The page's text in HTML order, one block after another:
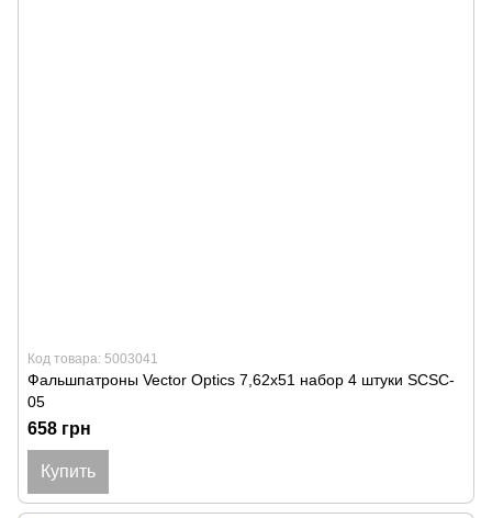
Код товара: 5003041
Фальшпатроны Vector Optics 7,62х51 набор 4 штуки SCSC-
05
658 грн
Купить